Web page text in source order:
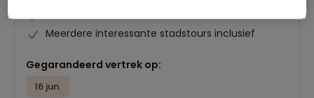
Meerdere interessante stadstours inclusief
Gegarandeerd vertrek op:
16 jun.